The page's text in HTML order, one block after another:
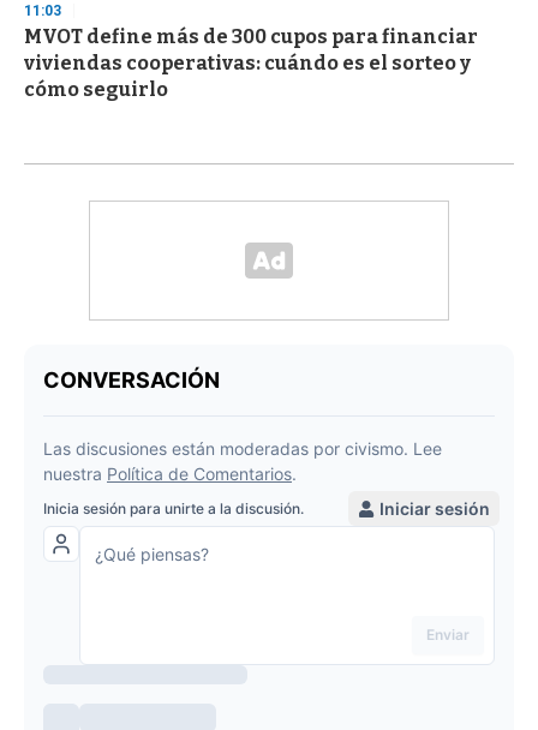
11:03
MVOT define más de 300 cupos para financiar
viviendas cooperativas: cuándo es el sorteo y
cómo seguirlo